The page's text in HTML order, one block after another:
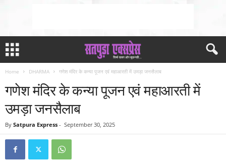
Home DHARMA गणेश मंदिर के कन्या पूजन एवं महाआरती में उमड़ा जनसैलाब
गणेश मंदिर के कन्या पूजन एवं महाआरती में
उमड़ा जनसैलाब
By Satpura Express - September 30, 2025